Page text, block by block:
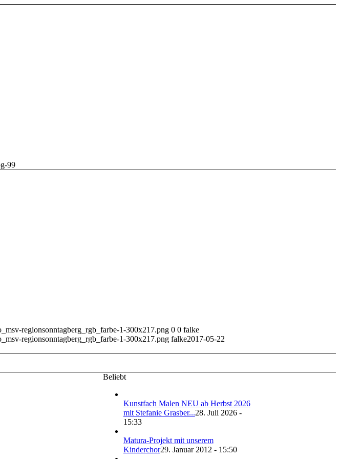
99
regionsonntagberg_rgb_farbe-1-300x217.png 0 0 falke
regionsonntagberg_rgb_farbe-1-300x217.png falke2017-05-22
Beliebt
Kunstfach Malen NEU ab Herbst 2026
mit Stefanie Grasber...28. Juli 2026 -
15:33
Matura-Projekt mit unserem
Kinderchor29. Januar 2012 - 15:50